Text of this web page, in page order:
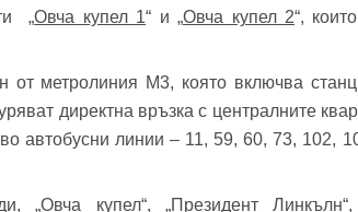
Вход
„Овча купел 1“ и „Овча купел 2“,
от метролиния М3, която включва
директна връзка с централните
автобусни линии – 11, 59, 60, 73, 102,
„Овча купел“, „Президент
Име*